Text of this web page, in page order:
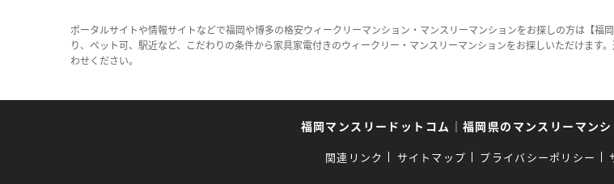
ポータルサイトや情報サイトなどで福岡や博多の格安ウィークリーマンション・マンスリーマンションをお探しの方は【
り、ペット可、駅近など、こだわりの条件から家具家電付きのウィークリー・マンスリーマンションをお探しいただけま
わせください。
福岡マンスリードットコム ｜ 福岡県のマンスリーマン
関連リンク サイトマップ プライバシーポリシー